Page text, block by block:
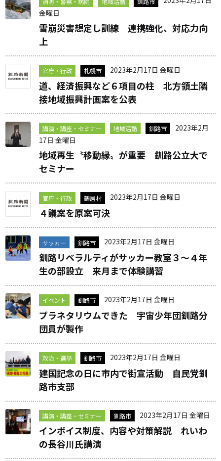
金曜日
雪崩災害想定し訓練 連携強化、対応力向
上
官庁・行政 札幌市 2023年2月17日 金曜日
道、経済振興など６項目の柱 北方領土隣
接地域振興計画案を公表
講演・講座・セミナー 地域活動 釧路市
2023年2月
17日 金曜日
地域再生〝移動縁〟が重要 釧路公立大で
セミナー
官庁・行政 鶴居村 2023年2月17日 金曜日
４議案を原案可決
サッカー 釧路市 2023年2月17日 金曜日
釧路リベラルティがサッカー教室３～４年
生の部設立 来月まで体験講習
イベント 釧路市 2023年2月17日 金曜日
プラネタリウムできた 宇宙少年団釧路分
団員が製作
政治・選挙 釧路市 2023年2月17日 金曜日
建国記念の日に市内で街宣活動 自民党釧
路市支部
講演・講座・セミナー 釧路市 2023年2月17日 金曜日
インボイス制度、内容や対策解説 れいわ
の長谷川氏講演